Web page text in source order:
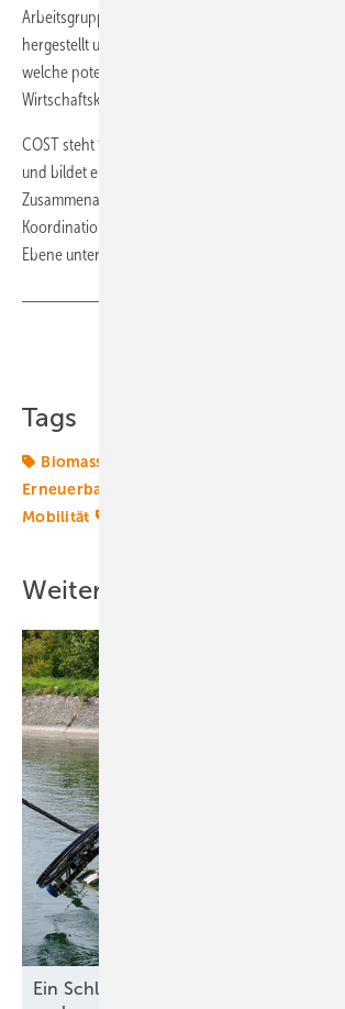
Arbeitsgruppen soll bis 2016 untersucht werden,
hergestellt und genutzt werden kann, wie sie auf
welche potenziellen Risiken die Technologie birgt
Wirtschaftskreislauf eingebracht werden kann.
COST steht für "European Cooperation in Science
und bildet einen staatenübergreifenden Rahmen
Zusammenarbeit in Wissenschaft und Technik,
Koordination von national geförderter Forschung
Ebene unterstützt. (Daniel Seemann)
Tags
Biomasse
Erneuerbar
Mobilität
Weitere Inhalte
Ein Schlepplift sorgt im